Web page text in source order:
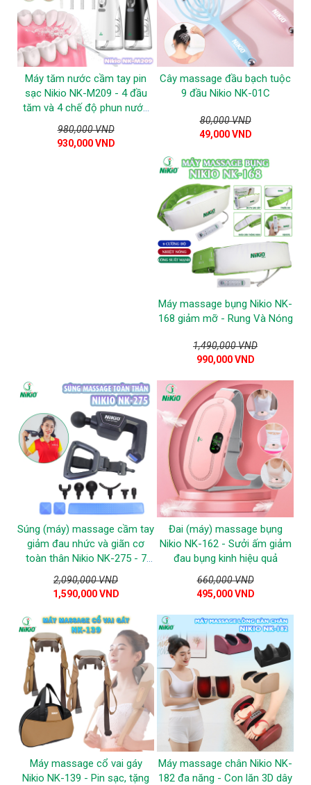
Máy tăm nước cầm tay pin
sạc Nikio NK-M209 - 4 đầu
tăm và 4 chế độ phun nước
vệ sinh răng miệng
980,000 VND
930,000 VND
Cây massage đầu bạch tuộc
9 đầu Nikio NK-01C
80,000 VND
49,000 VND
Máy massage bụng Nikio NK-
168 giảm mỡ - Rung Và Nóng
1,490,000 VND
990,000 VND
Súng (máy) massage cầm tay
giảm đau nhức và giãn cơ
toàn thân Nikio NK-275 - 7
đầu, 6 tốc độ mát xa
2,090,000 VND
1,590,000 VND
Đai (máy) massage bụng
Nikio NK-162 - Sưởi ấm giảm
đau bụng kinh hiệu quả
660,000 VND
495,000 VND
Máy massage cổ vai gáy
Nikio NK-139 - Pin sạc, tặng
Máy massage chân Nikio NK-
182 đa năng - Con lăn 3D dây